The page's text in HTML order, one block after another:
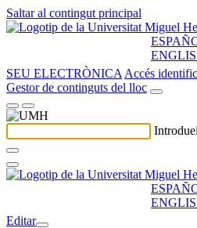
Saltar al contingut principal
SEU ELECTRÒNICA Accés
Gestor de continguts del lloc
Editar